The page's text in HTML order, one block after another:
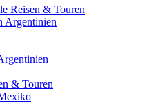
Reisen & Touren
Argentinien
& Touren